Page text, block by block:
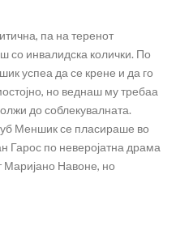
па на теренот
со инвалидска колички. По
успеа да се крене и да го
но веднаш му требаа
до соблекувалната.
Меншик се пласираше во
Гарос по неверојатна драма
Маријано Навоне, но